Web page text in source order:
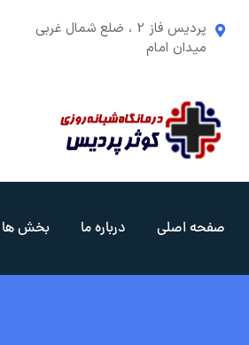
پردیس فاز 2 ، ضلع شمال غربی
میدان امام
صفحه اصلی درباره ما بخش ها